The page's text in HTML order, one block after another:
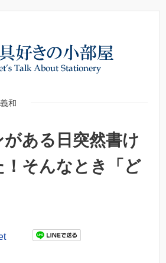
和
ある日突然書け
！そんなとき「ど